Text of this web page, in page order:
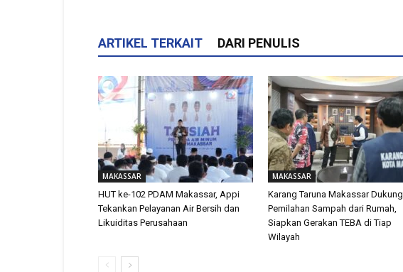
ARTIKEL TERKAIT DARI PENULIS
MAKASSAR
HUT ke-102 PDAM Makassar, Appi
Tekankan Pelayanan Air Bersih dan
Likuiditas Perusahaan
MAKASSAR
Karang Taruna Makassar Dukung
Pemilahan Sampah dari Rumah,
Siapkan Gerakan TEBA di Tiap
Wilayah